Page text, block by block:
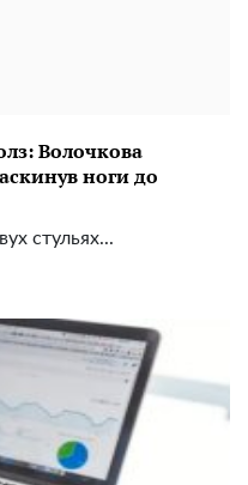
Волочкова
ноги до
стульях...